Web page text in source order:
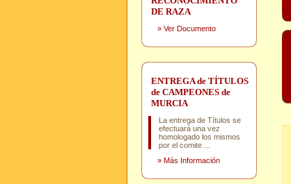
DE RAZA
» Ver Documento
ENTREGA de TÍTULOS
de CAMPEONES de
MURCIA
La entrega de Títulos se
efectuará una vez
homologado los mismos
por el comite ...
» Más Información